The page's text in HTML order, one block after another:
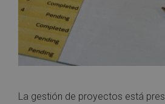
La gestión de proyectos está